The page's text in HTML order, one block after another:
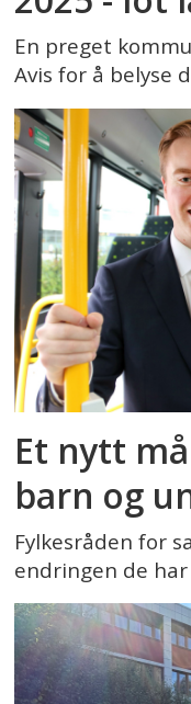
En preget
Avis for å belyse
Et nytt
barn og
Fylkesråden for
endringen de